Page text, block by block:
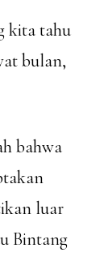
kita tahu
bulan,
bahwa
luar
Bintang